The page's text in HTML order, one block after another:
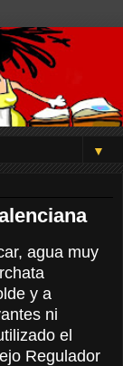
▼
agua muy
y a
ni
el
Regulador